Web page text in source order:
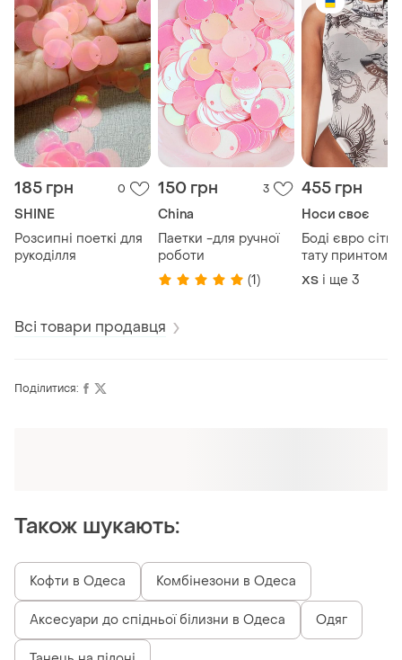
185 грн 0
SHINE
Розсипні поеткі для
рукоділля
150 грн 3
China
Паетки -для ручної
роботи
(1)
455 грн
Носи своє
Боді євро сітка з
тату принтом
ХS і ще 3
Всі товари продавця
Поділитися:
Також шукають: